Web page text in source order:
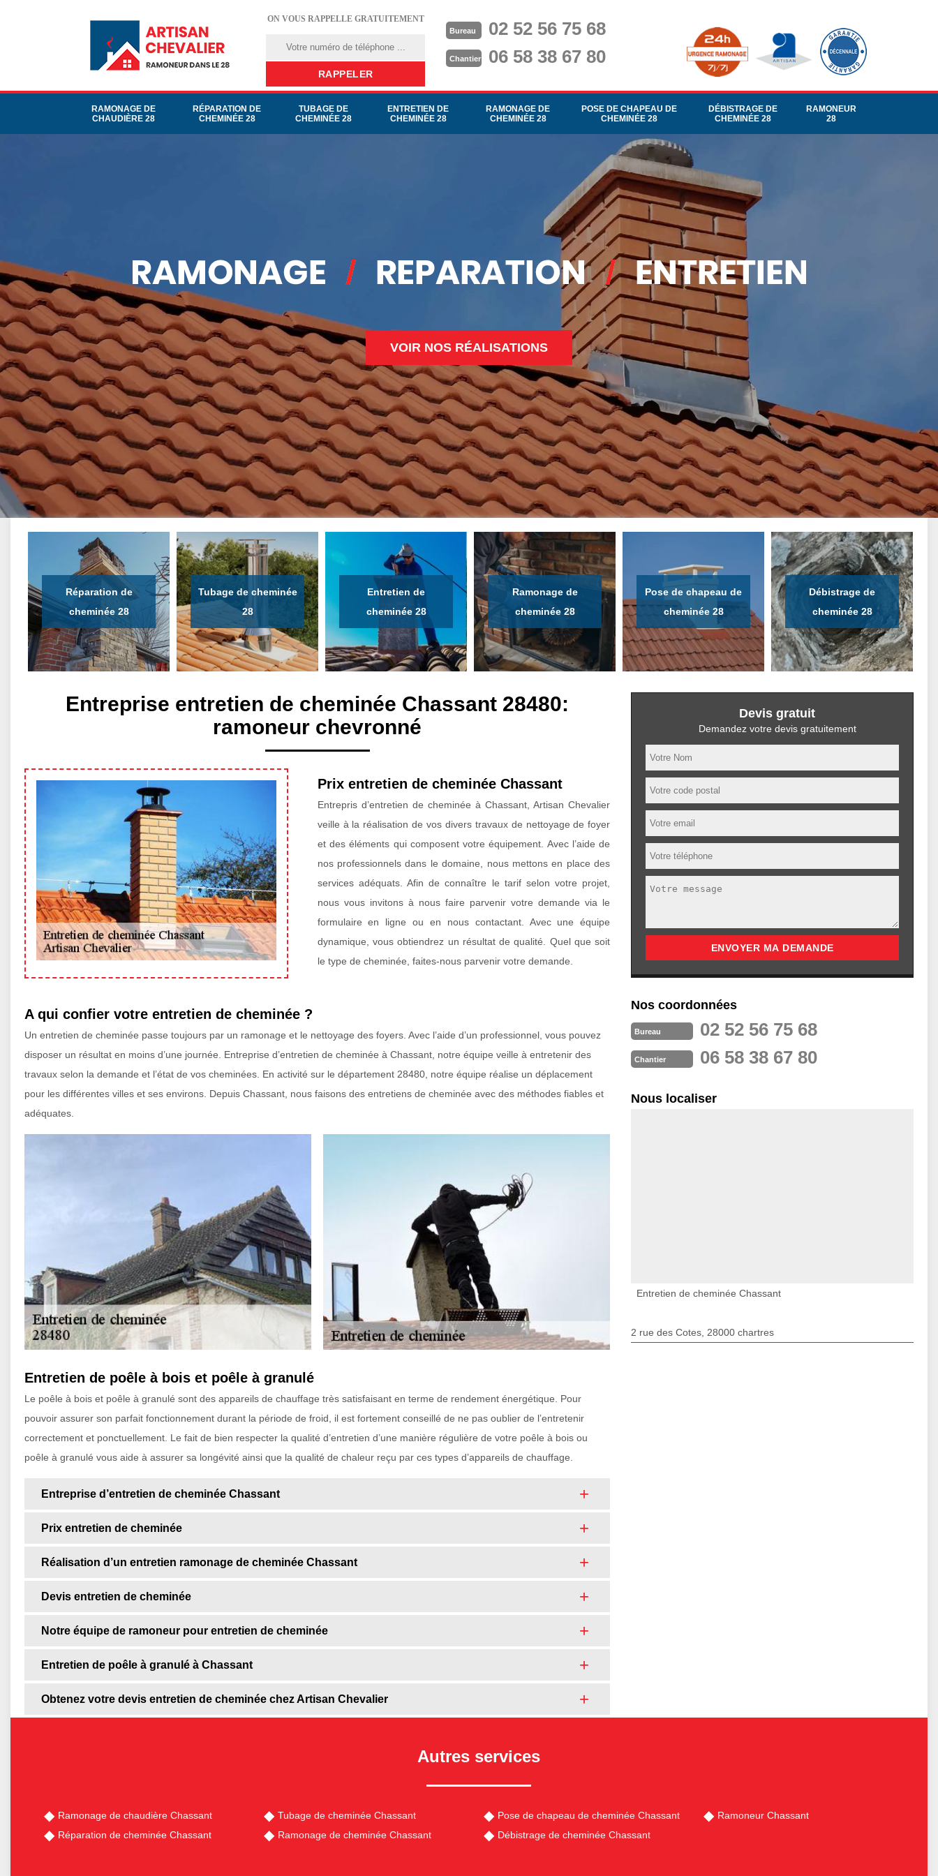
ON VOUS RAPPELLE GRATUITEMENT
Bureau 02 52 56 75 68
Chantier 06 58 38 67 80
RAMONAGE DE
CHAUDIÈRE 28
RÉPARATION DE
CHEMINÉE 28
TUBAGE DE
CHEMINÉE 28
ENTRETIEN DE
CHEMINÉE 28
RAMONAGE DE
CHEMINÉE 28
POSE DE CHAPEAU DE
CHEMINÉE 28
DÉBISTRAGE DE
CHEMINÉE 28
RAMONEUR
28
VOIR NOS RÉALISATIONS
Réparation de
cheminée 28
Tubage de cheminée
28
Entretien de
cheminée 28
Ramonage de
cheminée 28
Pose de chapeau de
cheminée 28
Débistrage de
cheminée 28
Entreprise entretien de cheminée Chassant 28480:
ramoneur chevronné
Prix entretien de cheminée Chassant
Entrepris d’entretien de cheminée à Chassant, Artisan Chevalier
veille à la réalisation de vos divers travaux de nettoyage de foyer
et des éléments qui composent votre équipement. Avec l’aide de
nos professionnels dans le domaine, nous mettons en place des
services adéquats. Afin de connaître le tarif selon votre projet,
nous vous invitons à nous faire parvenir votre demande via le
formulaire en ligne ou en nous contactant. Avec une équipe
dynamique, vous obtiendrez un résultat de qualité. Quel que soit
le type de cheminée, faites-nous parvenir votre demande.
A qui confier votre entretien de cheminée ?
Un entretien de cheminée passe toujours par un ramonage et le nettoyage des foyers. Avec l’aide d’un professionnel, vous pouvez
disposer un résultat en moins d’une journée. Entreprise d’entretien de cheminée à Chassant, notre équipe veille à entretenir des
travaux selon la demande et l’état de vos cheminées. En activité sur le département 28480, notre équipe réalise un déplacement
pour les différentes villes et ses environs. Depuis Chassant, nous faisons des entretiens de cheminée avec des méthodes fiables et
adéquates.
Entretien de poêle à bois et poêle à granulé
Le poêle à bois et poêle à granulé sont des appareils de chauffage très satisfaisant en terme de rendement énergétique. Pour
pouvoir assurer son parfait fonctionnement durant la période de froid, il est fortement conseillé de ne pas oublier de l’entretenir
correctement et ponctuellement. Le fait de bien respecter la qualité d’entretien d’une manière régulière de votre poêle à bois ou
poêle à granulé vous aide à assurer sa longévité ainsi que la qualité de chaleur reçu par ces types d’appareils de chauffage.
Entreprise d’entretien de cheminée Chassant
Prix entretien de cheminée
Réalisation d’un entretien ramonage de cheminée Chassant
Devis entretien de cheminée
Notre équipe de ramoneur pour entretien de cheminée
Entretien de poêle à granulé à Chassant
Obtenez votre devis entretien de cheminée chez Artisan Chevalier
Devis gratuit
Demandez votre devis gratuitement
Nos coordonnées
Bureau 02 52 56 75 68
Chantier 06 58 38 67 80
Nous localiser
Entretien de cheminée Chassant
2 rue des Cotes, 28000 chartres
Autres services
Ramonage de chaudière Chassant
Réparation de cheminée Chassant
Tubage de cheminée Chassant
Ramonage de cheminée Chassant
Pose de chapeau de cheminée Chassant
Débistrage de cheminée Chassant
Ramoneur Chassant